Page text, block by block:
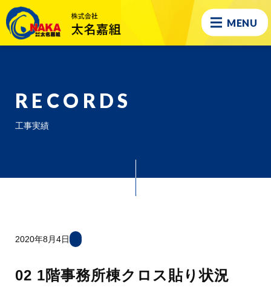
MENU
RECORDS
工事実績
2020年8月4日
02 1階事務所棟クロス貼り状況